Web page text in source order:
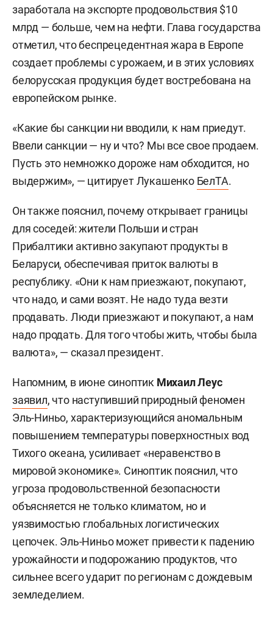
заработала на экспорте продовольствия $10
млрд — больше, чем на нефти. Глава государства
отметил, что беспрецедентная жара в Европе
создает проблемы с урожаем, и в этих условиях
белорусская продукция будет востребована на
европейском рынке.
«Какие бы санкции ни вводили, к нам приедут.
Ввели санкции — ну и что? Мы все свое продаем.
Пусть это немножко дороже нам обходится, но
выдержим», — цитирует Лукашенко БелТА.
Он также пояснил, почему открывает границы
для соседей: жители Польши и стран
Прибалтики активно закупают продукты в
Беларуси, обеспечивая приток валюты в
республику. «Они к нам приезжают, покупают,
что надо, и сами возят. Не надо туда везти
продавать. Люди приезжают и покупают, а нам
надо продать. Для того чтобы жить, чтобы была
валюта», — сказал президент.
Напомним, в июне синоптик Михаил Леус
заявил, что наступивший природный феномен
Эль-Ниньо, характеризующийся аномальным
повышением температуры поверхностных вод
Тихого океана, усиливает «неравенство в
мировой экономике». Синоптик пояснил, что
угроза продовольственной безопасности
объясняется не только климатом, но и
уязвимостью глобальных логистических
цепочек. Эль-Ниньо может привести к падению
урожайности и подорожанию продуктов, что
сильнее всего ударит по регионам с дождевым
земледелием.